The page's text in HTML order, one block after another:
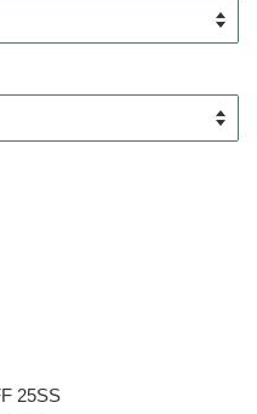
25SS